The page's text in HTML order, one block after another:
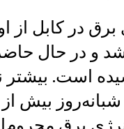
در کابل از
و در حال
است. بیشتر
برق